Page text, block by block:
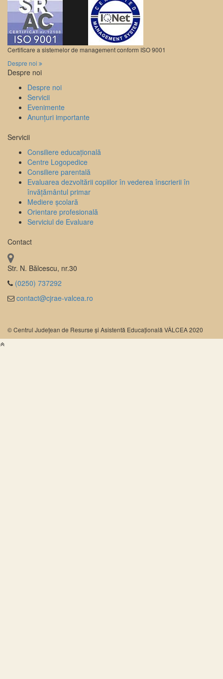
Certificare a sistemelor de management conform ISO 9001
Despre noi
Despre noi
Despre noi
Servicii
Evenimente
Anunțuri importante
Servicii
Consiliere educațională
Centre Logopedice
Consiliere parentală
Evaluarea dezvoltării copiilor în vederea înscrierii în
învățământul primar
Mediere școlară
Orientare profesională
Serviciul de Evaluare
Contact
Str. N. Bălcescu, nr.30
(0250) 737292
contact@cjrae-valcea.ro
© Centrul Județean de Resurse și Asistentă Educațională VÂLCEA 2020